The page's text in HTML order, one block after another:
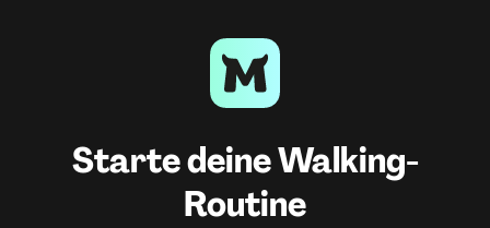
Starte deine Walking-
Routine